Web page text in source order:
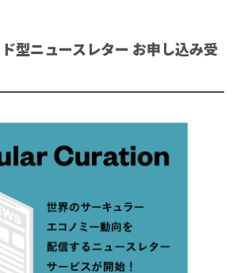
型ニュースレター お申し込み受